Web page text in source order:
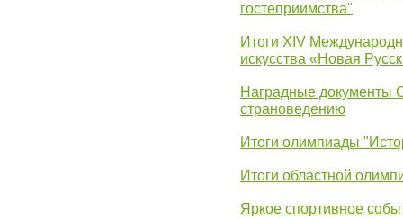
гостеприимства"
Итоги XIV
искусства «Новая
Наградные документы
страноведению
Итоги олимпиады
Итоги областной
Яркое спортивное